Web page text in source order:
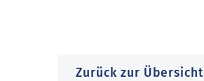
Zurück zur Übersicht